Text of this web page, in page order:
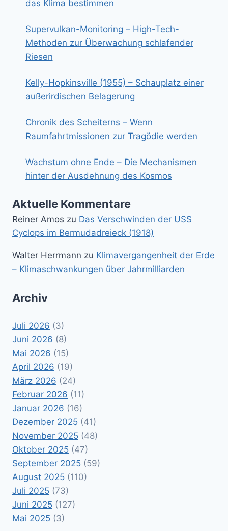
das Klima bestimmen
Supervulkan-Monitoring – High-Tech-
Methoden zur Überwachung schlafender
Riesen
Kelly-Hopkinsville (1955) – Schauplatz einer
außerirdischen Belagerung
Chronik des Scheiterns – Wenn
Raumfahrtmissionen zur Tragödie werden
Wachstum ohne Ende – Die Mechanismen
hinter der Ausdehnung des Kosmos
Aktuelle Kommentare
Reiner Amos zu Das Verschwinden der USS
Cyclops im Bermudadreieck (1918)
Walter Herrmann zu Klimavergangenheit der Erde
– Klimaschwankungen über Jahrmilliarden
Archiv
Juli 2026 (3)
Juni 2026 (8)
Mai 2026 (15)
April 2026 (19)
März 2026 (24)
Februar 2026 (11)
Januar 2026 (16)
Dezember 2025 (41)
November 2025 (48)
Oktober 2025 (47)
September 2025 (59)
August 2025 (110)
Juli 2025 (73)
Juni 2025 (127)
Mai 2025 (3)